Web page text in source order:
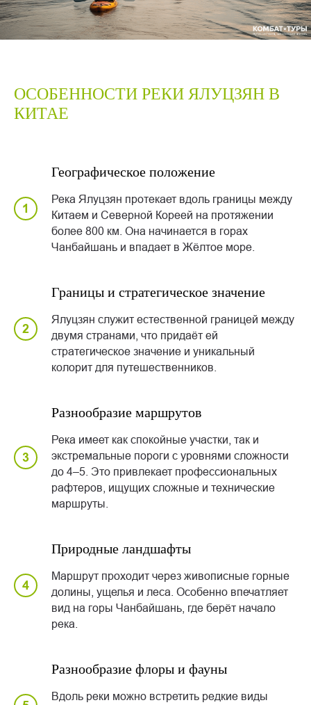
ОСОБЕННОСТИ РЕКИ ЯЛУЦЗЯН В
КИТАЕ
Географическое положение
Река Ялуцзян протекает вдоль границы между
Китаем и Северной Кореей на протяжении
более 800 км. Она начинается в горах
Чанбайшань и впадает в Жёлтое море.
Границы и стратегическое значение
Ялуцзян служит естественной границей между
двумя странами, что придаёт ей
стратегическое значение и уникальный
колорит для путешественников.
Разнообразие маршрутов
Река имеет как спокойные участки, так и
экстремальные пороги с уровнями сложности
до 4–5. Это привлекает профессиональных
рафтеров, ищущих сложные и технические
маршруты.
Природные ландшафты
Маршрут проходит через живописные горные
долины, ущелья и леса. Особенно впечатляет
вид на горы Чанбайшань, где берёт начало
река.
Разнообразие флоры и фауны
Вдоль реки можно встретить редкие виды